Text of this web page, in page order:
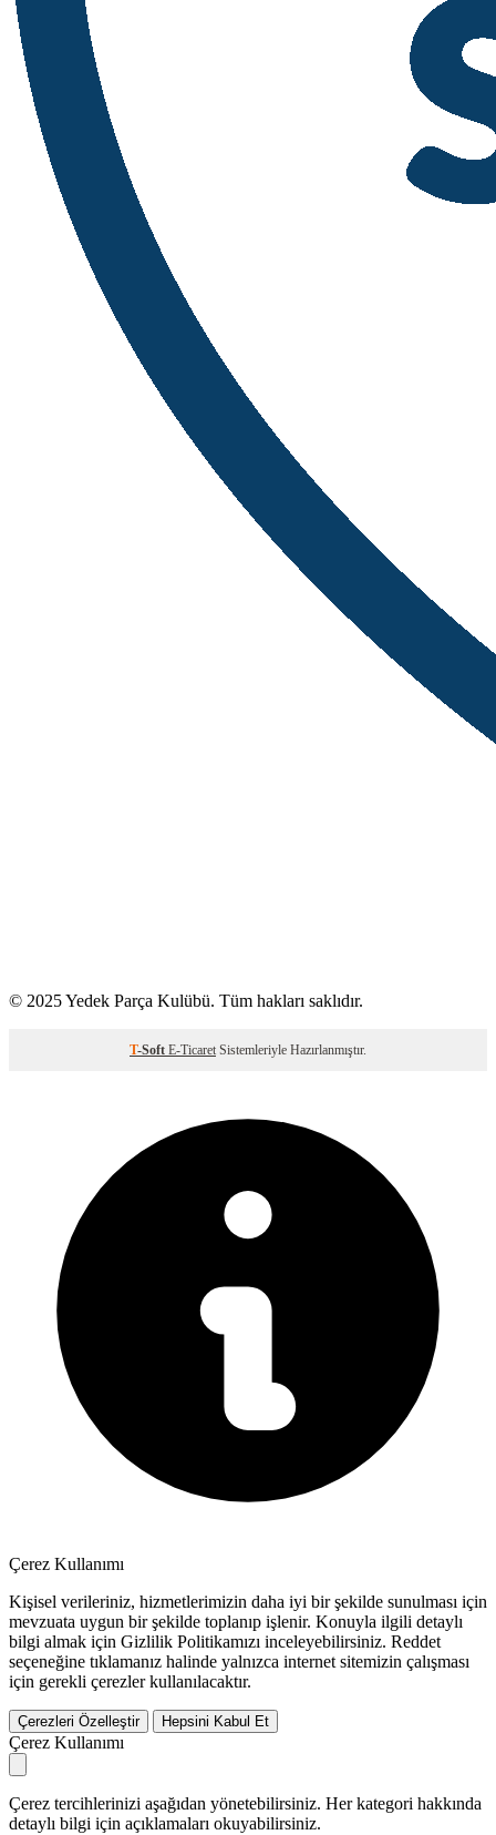
© 2025 Yedek Parça Kulübü. Tüm hakları saklıdır.
T-Soft E-Ticaret Sistemleriyle Hazırlanmıştır.
Çerez Kullanımı
Kişisel verileriniz, hizmetlerimizin daha iyi bir şekilde sunulması için
mevzuata uygun bir şekilde toplanıp işlenir. Konuyla ilgili detaylı
bilgi almak için Gizlilik Politikamızı inceleyebilirsiniz. Reddet
seçeneğine tıklamanız halinde yalnızca internet sitemizin çalışması
için gerekli çerezler kullanılacaktır.
Çerezleri Özelleştir Hepsini Kabul Et
Çerez Kullanımı
Çerez tercihlerinizi aşağıdan yönetebilirsiniz. Her kategori hakkında
detaylı bilgi için açıklamaları okuyabilirsiniz.